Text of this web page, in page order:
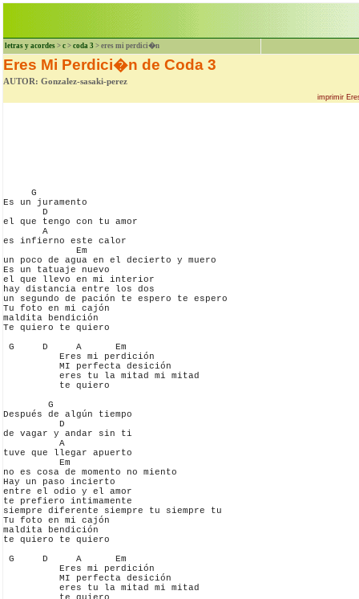
letras y acordes > c > coda 3 > eres mi perdici�n
Eres Mi Perdici�n de Coda 3
AUTOR: Gonzalez-sasaki-perez
imprimir
     G
Es un juramento
       D
el que tengo con tu amor
       A
es infierno este calor
             Em
un poco de agua en el decierto y muero
Es un tatuaje nuevo
el que llevo en mi interior
hay distancia entre los dos
un segundo de pación te espero te espero
Tu foto en mi cajón
maldita bendición
Te quiero te quiero
G     D     A      Em
          Eres mi perdición
          MI perfecta desición
          eres tu la mitad mi mitad
          te quiero
        G
Después de algún tiempo
          D
de vagar y andar sin ti
          A
tuve que llegar apuerto
          Em
no es cosa de momento no miento
Hay un paso incierto
entre el odio y el amor
te prefiero intimamente
siempre diferente siempre tu siempre tu
Tu foto en mi cajón
maldita bendición
te quiero te quiero
G     D     A      Em
          Eres mi perdición
          MI perfecta desición
          eres tu la mitad mi mitad